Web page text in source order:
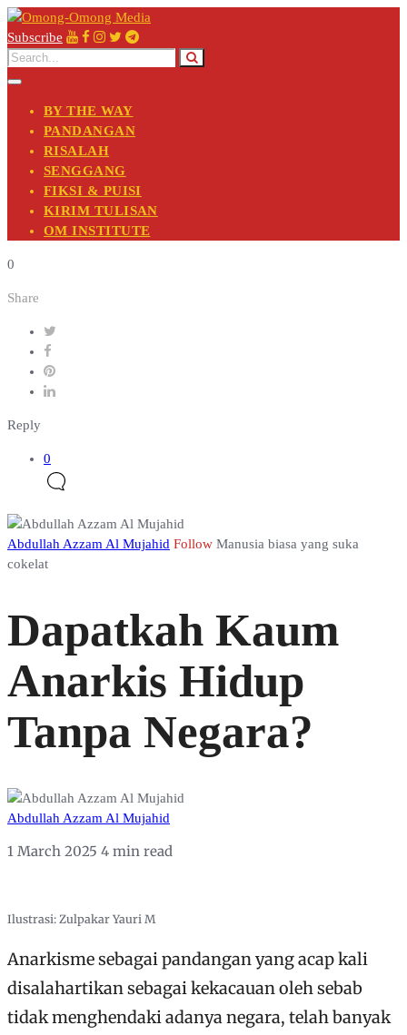
Subscribe
BY THE WAY
PANDANGAN
RISALAH
SENGGANG
FIKSI & PUISI
KIRIM TULISAN
OM INSTITUTE
0
Share
Reply
0
Abdullah Azzam Al Mujahid Follow Manusia biasa yang suka
cokelat
Dapatkah Kaum
Anarkis Hidup
Tanpa Negara?
Abdullah Azzam Al Mujahid
1 March 2025 4 min read
Ilustrasi: Zulpakar Yauri M
Anarkisme sebagai pandangan yang acap kali
disalahartikan sebagai kekacauan oleh sebab
tidak menghendaki adanya negara, telah banyak